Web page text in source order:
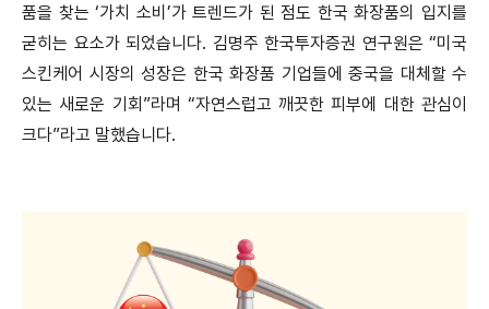
품을 찾는 ‘가치 소비’가 트렌드가 된 점도 한국 화장품의 입지를
굳히는 요소가 되었습니다. 김명주 한국투자증권 연구원은 “미국
스킨케어 시장의 성장은 한국 화장품 기업들에 중국을 대체할 수
있는 새로운 기회”라며 “자연스럽고 깨끗한 피부에 대한 관심이
크다”라고 말했습니다.